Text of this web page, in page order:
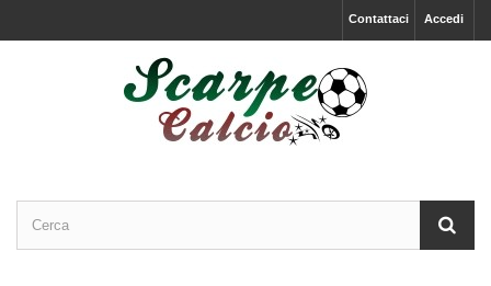
Accedi
Contattaci